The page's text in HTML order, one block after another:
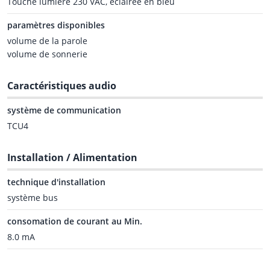
paramètres disponibles
volume de la parole
volume de sonnerie
Caractéristiques audio
système de communication
TCU4
Installation / Alimentation
technique d'installation
système bus
consomation de courant au Min.
8.0 mA